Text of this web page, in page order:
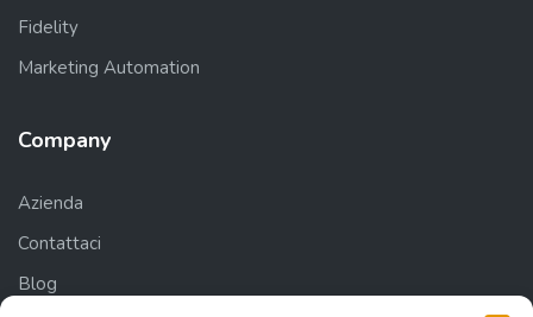
Fidelity
Marketing Automation
Company
Azienda
Contattaci
Blog